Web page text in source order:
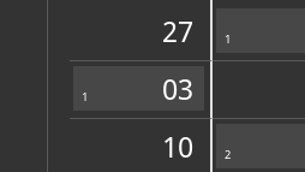
27 1
1 03
10
2
OPĆI PODACI